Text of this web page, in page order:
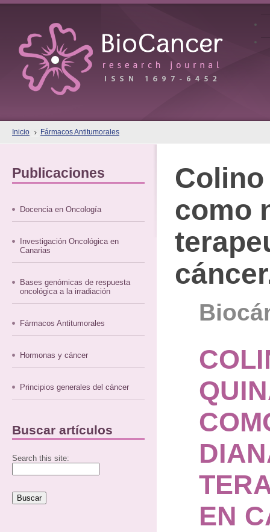
Inicio Fármacos Antitumorales
Publicaciones
Docencia en Oncología
Investigación Oncológica en
Canarias
Bases genómicas de respuesta
oncológica a la irradiación
Fármacos Antitumorales
Hormonas y cáncer
Principios generales del cáncer
Buscar artículos
Search this site:
como
EN